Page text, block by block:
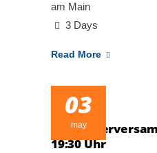
am Main
3 Days
Read More
03
may
19:30 Uhr